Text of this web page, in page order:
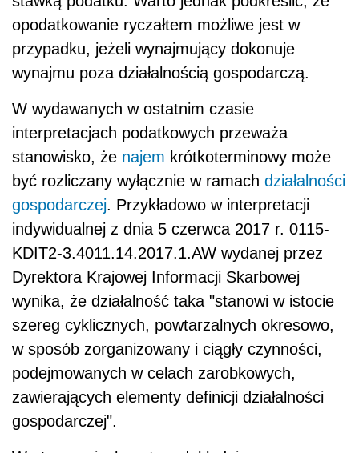
opodatkowanie ryczałtem możliwe jest w
przypadku, jeżeli wynajmujący dokonuje
wynajmu poza działalnością gospodarczą.
W wydawanych w ostatnim czasie
interpretacjach podatkowych przeważa
stanowisko, że najem krótkoterminowy może
być rozliczany wyłącznie w ramach działalności
gospodarczej. Przykładowo w interpretacji
indywidualnej z dnia ​5 czerwca 2017 r. 0115-
KDIT2-3.4011.14.2017.1.AW wydanej przez
Dyrektora Krajowej Informacji Skarbowej
wynika, że działalność taka "stanowi w istocie
szereg cyklicznych, powtarzalnych okresowo,
w sposób zorganizowany i ciągły czynności,
podejmowanych w celach zarobkowych,
zawierających elementy definicji działalności
gospodarczej".